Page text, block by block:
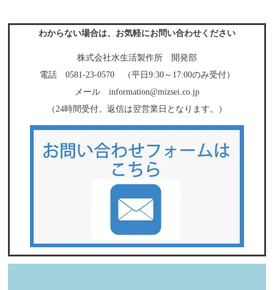
わからない場合は、お気軽にお問い合わせください
株式会社水生活製作所 開発部
電話 0581-23-0570 （平日9:30～17:00のみ受付）
メール information@mizsei.co.jp
（24時間受付。返信は翌営業日となります。）